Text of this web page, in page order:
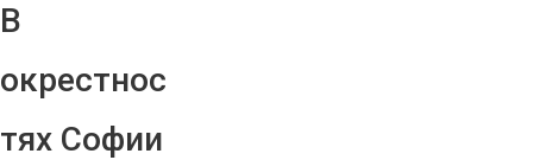
В
окрестнос
тях Софии